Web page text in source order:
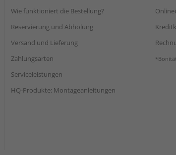
Wie funktioniert die Bestellung?
Reservierung und Abholung
Versand und Lieferung
Zahlungsarten
Serviceleistungen
HQ-Produkte: Montageanleitungen